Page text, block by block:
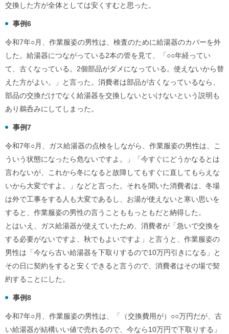
交換した方が全体としては安くすむと思った。
事例6
令和7年○月、作業服姿の男性は、検査のために給湯器のカバーを外
した。給湯器につながっている2本の管を見て、「○○年経ってい
て、古くなっている。2個部品がダメになっている。使えないから替
えた方がよい。」と言った。消費者は部品が古くなっているなら、
部品の交換だけでなく給湯器を交換しないといけないという説明も
あり鵜呑みにしてしまった。
事例7
令和7年○月、ガス給湯器の点検をしながら、作業服姿の男性は、こ
ういう状態になったら危ないですよ。」「今すぐにどうかなるとは
言わないが、これから冬になると故障してもすぐに直してもらえな
いから大変ですよ。」などと言った。それを聞いた消費者は、冬場
は外で工事をする人も大変であるし、お湯が使えないと寒い思いを
すると、作業服姿の男性の言うことももっともだと納得した。
とはいえ、ガス給湯器が使えていたため、消費者が「急いで交換を
する必要がないですよ、秋でもよいですよ」と言うと、作業服姿の
男性は「今なら古い給湯器を下取りするので10万円引きになる」と
その日に契約をすると安くできると言うので、消費者はその場で契
約することにした。
事例8
令和7年○月、作業服姿の男性は、「（交換費用が）○○万円だが、古
い給湯器が結構いい値で売れるので、今なら10万円で下取りする」